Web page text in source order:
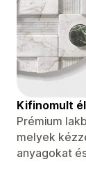
Kifinomult
Prémium
melyek
anyagokat